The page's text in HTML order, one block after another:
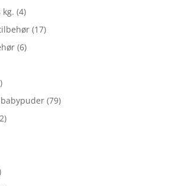
kg. (4)
(17)
(6)
(79)